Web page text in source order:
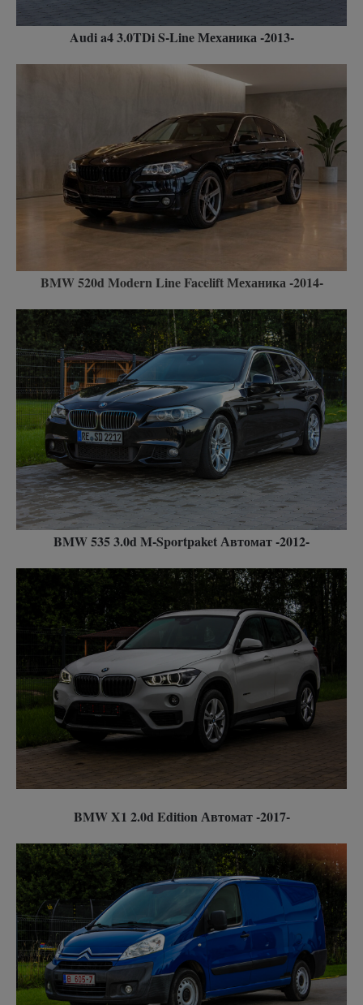
Audi a4 3.0TDi S-Line Механика -2013-
BMW 520d Modern Line Facelift Механика -2014-
BMW 535 3.0d M-Sportpaket Автомат -2012-
BMW X1 2.0d Edition Автомат -2017-